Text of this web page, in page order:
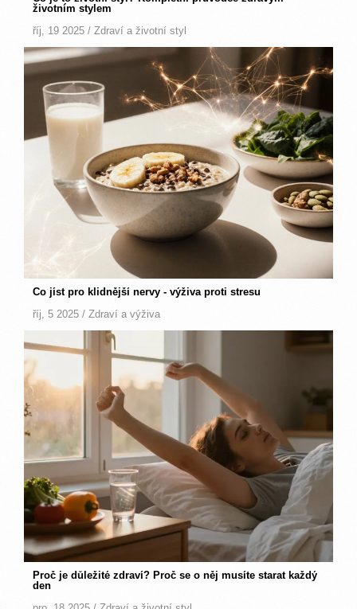
životním stylem
říj, 19 2025 /Zdraví a životní styl
Co jíst pro klidnější nervy - výživa proti stresu
říj, 5 2025 /Zdraví a výživa
Proč je důležité zdraví? Proč se o něj musíte starat každý
den